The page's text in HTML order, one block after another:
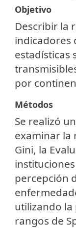
Objetivo
Describir la
indicadores
estadísticas
por
Métodos
Se realizó
examinar la
Gini, la
percepción
utilizando
rangos de